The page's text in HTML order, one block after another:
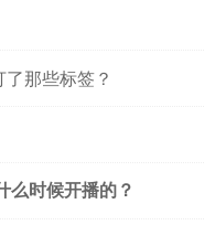
了那些标签？
么时候开播的？